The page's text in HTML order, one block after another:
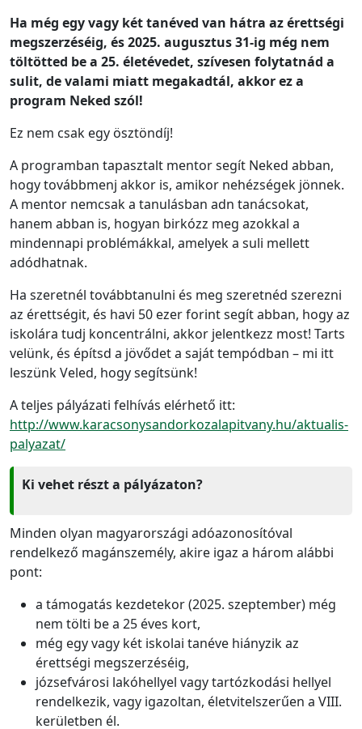
Ha még egy vagy két tanéved van hátra az érettségi
megszerzéséig, és 2025. augusztus 31-ig még nem
töltötted be a 25. életévedet, szívesen folytatnád a
sulit, de valami miatt megakadtál, akkor ez a
program Neked szól!
Ez nem csak egy ösztöndíj!
A programban tapasztalt mentor segít Neked abban,
hogy továbbmenj akkor is, amikor nehézségek jönnek.
A mentor nemcsak a tanulásban adn tanácsokat,
hanem abban is, hogyan birkózz meg azokkal a
mindennapi problémákkal, amelyek a suli mellett
adódhatnak.
Ha szeretnél továbbtanulni és meg szeretnéd szerezni
az érettségit, és havi 50 ezer forint segít abban, hogy az
iskolára tudj koncentrálni, akkor jelentkezz most! Tarts
velünk, és építsd a jövődet a saját tempódban – mi itt
leszünk Veled, hogy segítsünk!
A teljes pályázati felhívás elérhető itt:
http://www.karacsonysandorkozalapitvany.hu/aktualis-
palyazat/
Ki vehet részt a pályázaton?
Minden olyan magyarországi adóazonosítóval
rendelkező magánszemély, akire igaz a három alábbi
pont:
a támogatás kezdetekor (2025. szeptember) még
nem tölti be a 25 éves kort,
még egy vagy két iskolai tanéve hiányzik az
érettségi megszerzéséig,
józsefvárosi lakóhellyel vagy tartózkodási hellyel
rendelkezik, vagy igazoltan, életvitelszerűen a VIII.
kerületben él.